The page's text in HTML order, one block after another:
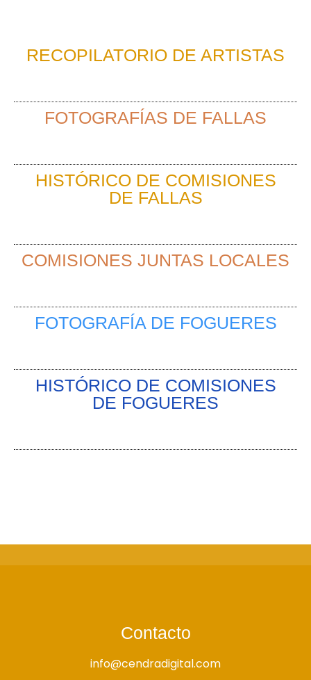
RECOPILATORIO DE ARTISTAS
FOTOGRAFÍAS DE FALLAS
HISTÓRICO DE COMISIONES
DE FALLAS
COMISIONES JUNTAS LOCALES
FOTOGRAFÍA DE FOGUERES
HISTÓRICO DE COMISIONES
DE FOGUERES
Contacto
info@cendradigital.com